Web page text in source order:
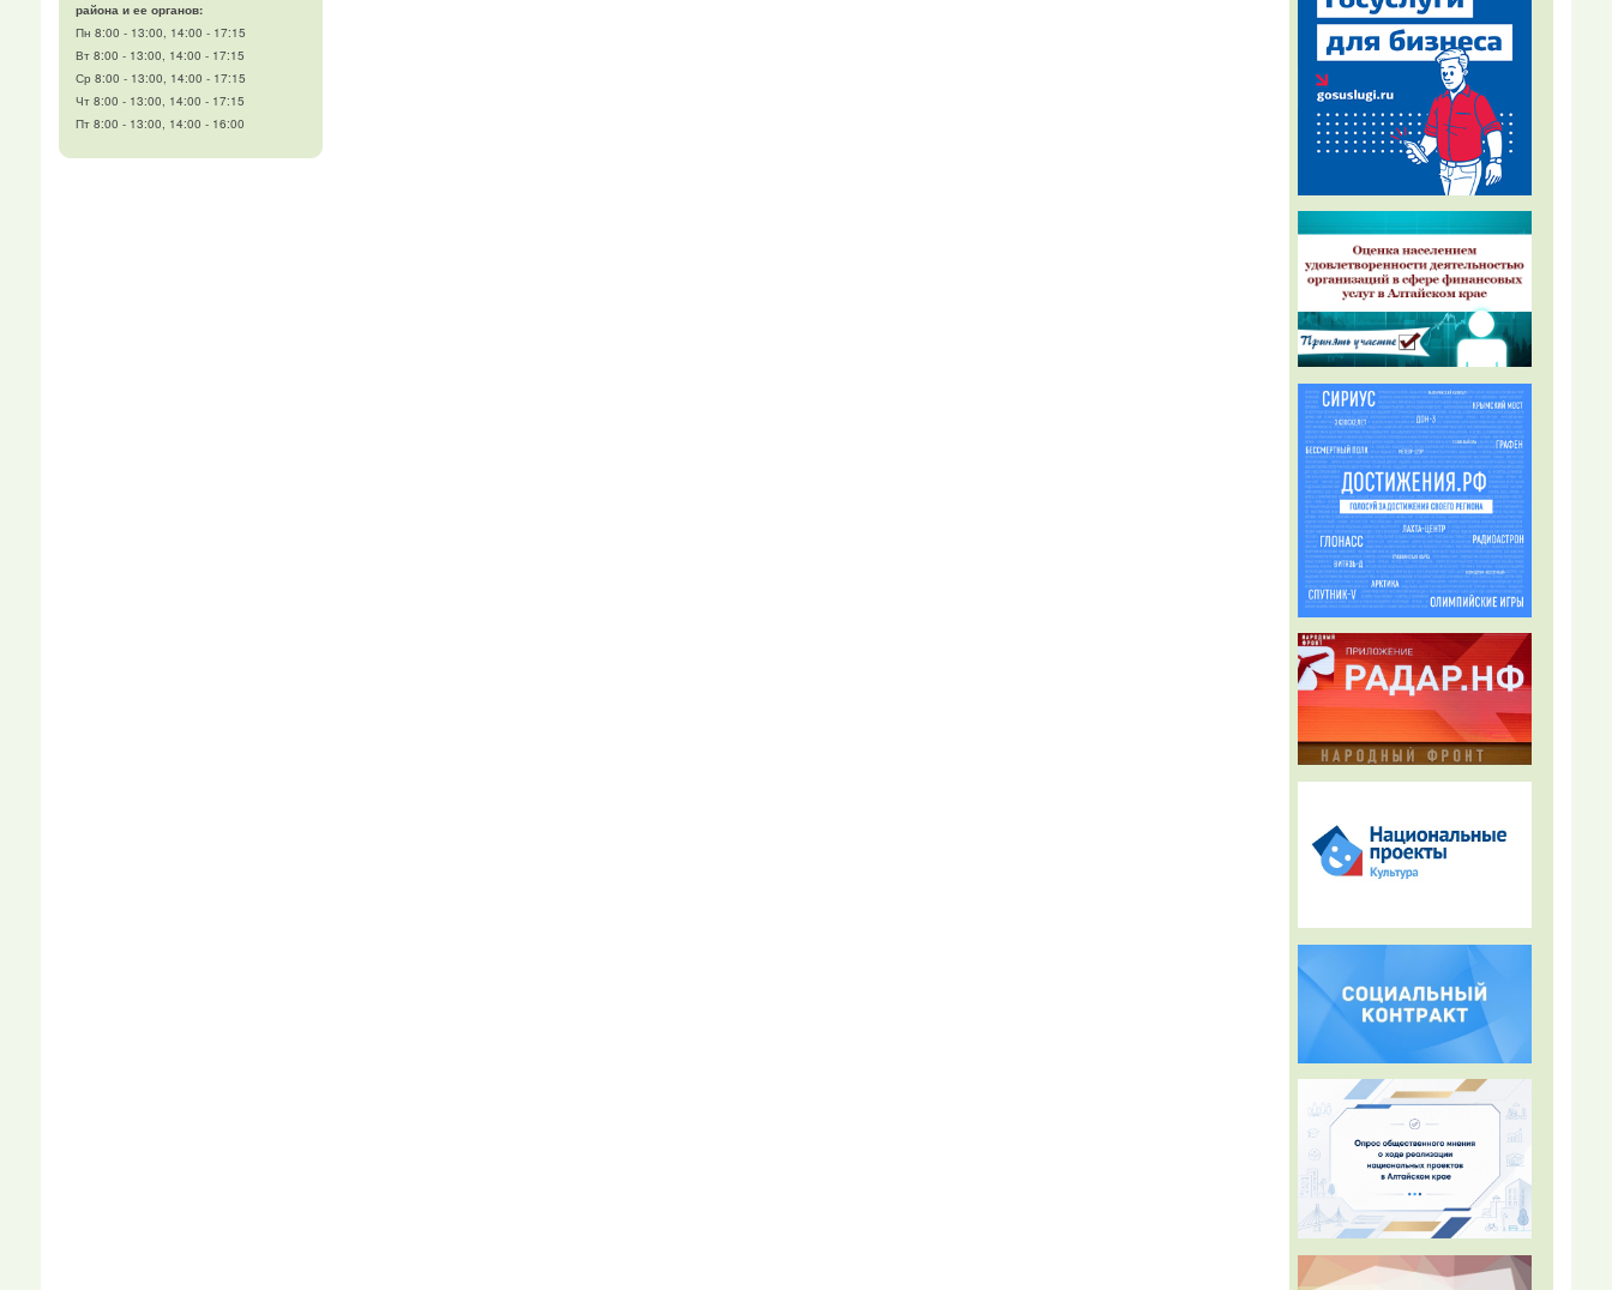
района и ее органов:
Пн 8:00 - 13:00, 14:00 - 17:15
Вт 8:00 - 13:00, 14:00 - 17:15
Ср 8:00 - 13:00, 14:00 - 17:15
Чт 8:00 - 13:00, 14:00 - 17:15
Пт 8:00 - 13:00, 14:00 - 16:00